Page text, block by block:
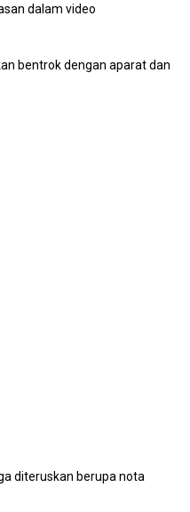
dalam video
bentrok dengan aparat dan
diteruskan berupa nota